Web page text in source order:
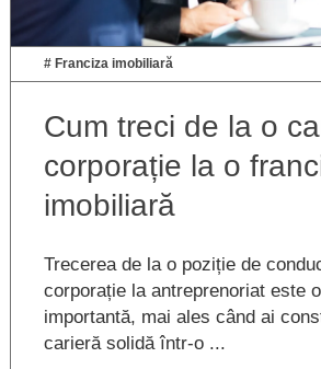
# Franciza imobiliară
Cum treci de la o
corporație la o
imobiliară
Trecerea de la o poziție de
corporație la antreprenoriat este
importantă, mai ales când ai
carieră solidă într-o ...